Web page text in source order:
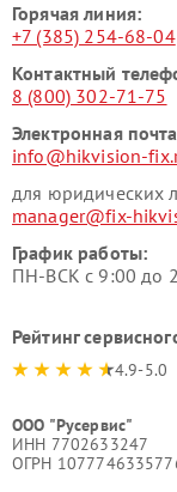
Горячая линия:
+7 (385) 254-68-04
Контактный
8 (800) 302-71-75
Электронная
info@hikvision-
для юридических
manager@fix-
График работы:
ПН-ВСК с 9:00 до
Рейтинг
4.9-5.0
ООО "Русервис"
ИНН 7702633247
ОГРН